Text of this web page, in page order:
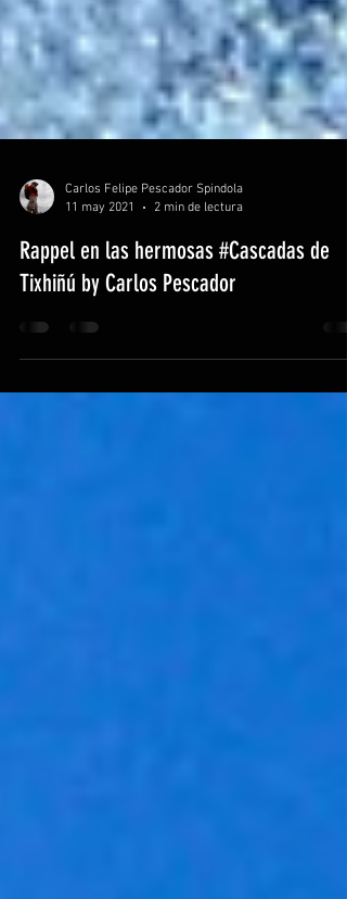
Carlos Felipe Pescador Spindola
11 may 2021
2 min de lectura
Rappel en las hermosas #Cascadas de
Tixhiñú by Carlos Pescador